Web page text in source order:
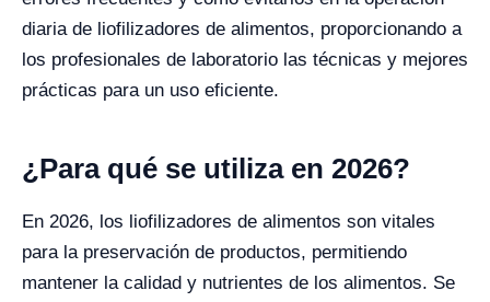
diaria de liofilizadores de alimentos, proporcionando a
los profesionales de laboratorio las técnicas y mejores
prácticas para un uso eficiente.
¿Para qué se utiliza en 2026?
En 2026, los liofilizadores de alimentos son vitales
para la preservación de productos, permitiendo
mantener la calidad y nutrientes de los alimentos. Se